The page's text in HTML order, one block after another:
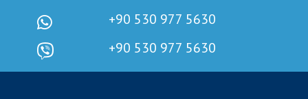
+90 530 977 5630
+90 530 977 5630